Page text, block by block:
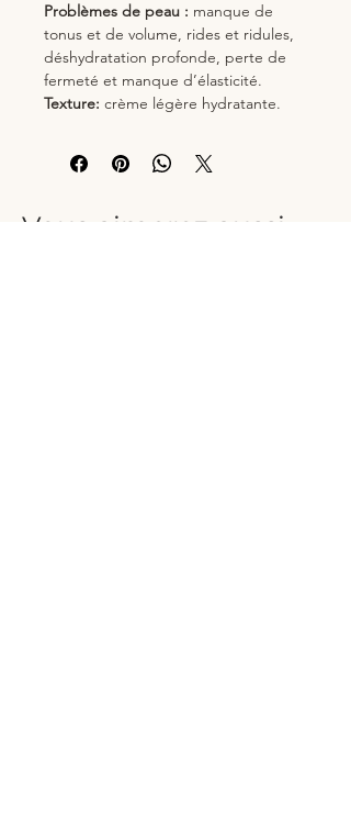
Problèmes de peau : manque de
tonus et de volume, rides et ridules,
déshydratation profonde, perte de
fermeté et manque d’élasticité.
Texture: crème légère hydratante.
Vous aimerez aussi